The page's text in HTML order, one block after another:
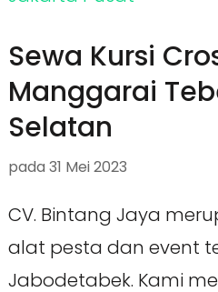
Sewa Kursi
Manggarai
Selatan
pada 31 Mei 2023
CV. Bintang Jaya
alat pesta dan event
Jabodetabek. Kami